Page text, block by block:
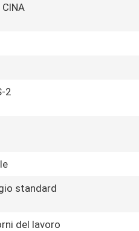
CINA
2
standard
del lavoro